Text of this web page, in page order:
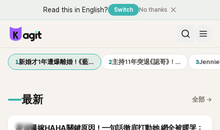
Read this in English? Switch No thanks
1新婚才1年遭爆離婚！《藍… 2主持11年突退《認哥》！… 3Jennie
最新 全部 →
韓星
星首曝嫁HAHA關鍵原因！一句話徹底打動她 網全被暖哭：